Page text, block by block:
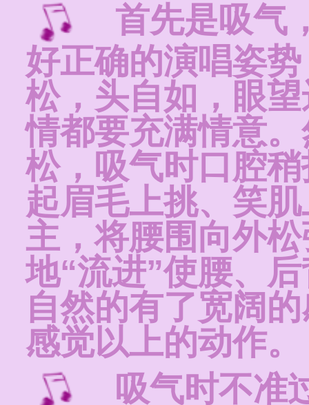
首先是吸气
好正确的演唱姿
松，头自如，眼
情都要充满情意
松，吸气时口腔
起眉毛上挑、笑
主，将腰围向外
地“流进”使腰、
自然的有了宽阔
感觉以上的动作。
吸气时不准